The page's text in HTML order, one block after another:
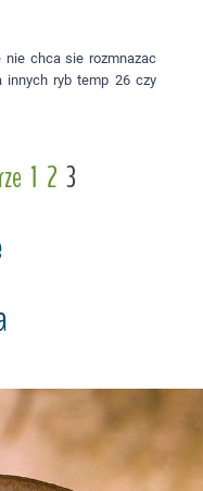
chca sie rozmnazac
innych ryb temp 26 czy
1 2 3